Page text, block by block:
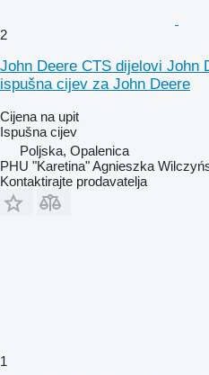
2
John Deere CTS dijelovi John
ispušna cijev za John Deere
Cijena na upit
Ispušna cijev
Poljska, Opalenica
PHU "Karetina" Agnieszka
Kontaktirajte prodavatelja
1